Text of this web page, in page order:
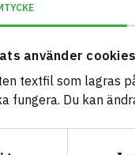
använder cookies
textfil som lagras
fungera. Du kan
10005
GTIN